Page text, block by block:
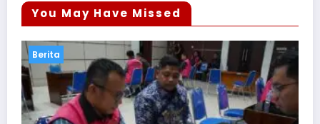
You May Have Missed